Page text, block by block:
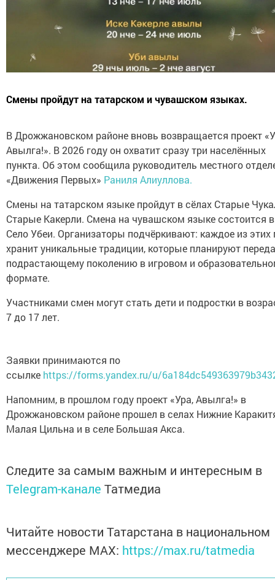
Смены пройдут на татарском и чувашском языках.
В Дрожжановском районе вновь возвращается проект
Авылга!». В 2026 году он охватит сразу три населённых
пункта. Об этом сообщила руководитель местного
«Движения Первых» Раниля Алиуллова.
Смены на татарском языке пройдут в сёлах Старые
Старые Какерли. Смена на чувашском языке состоится в
Село Убеи. Организаторы подчёркивают: каждое из этих
хранит уникальные традиции, которые планируют
подрастающему поколению в игровом и
формате.
Участниками смен могут стать дети и подростки в
7 до 17 лет.
Заявки принимаются по
ссылке https://forms.yandex.ru/u/
Напомним, в прошлом году проект «Ура, Авылга!» в
Дрожжановском районе прошел в селах Нижние
Малая Цильна и в селе Большая Акса.
Следите за самым важным и интересным в
Telegram-канале Татмедиа
Читайте новости Татарстана в национальном
мессенджере MАХ: https://max.ru/tatmedia